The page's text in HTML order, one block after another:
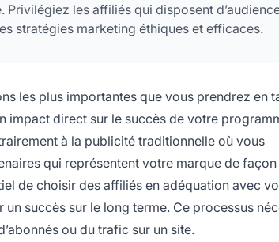
les affiliés qui disposent
stratégies marketing éthiques et efficaces.
les plus importantes que vous prendrez en
impact direct sur le succès de votre
à la publicité traditionnelle où vous
qui représentent votre marque de façon
de choisir des affiliés en adéquation avec
succès sur le long terme. Ce processus
ou du trafic sur un site.